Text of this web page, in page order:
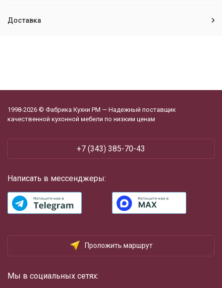
Доставка
1998-2026 © Фабрика Кухни РМ — Надежный поставщик
качественной кухонной мебели по низким ценам
+7 (343) 385-70-43
Написать в мессенджеры:
Проложить маршрут
Мы в социальных сетях: